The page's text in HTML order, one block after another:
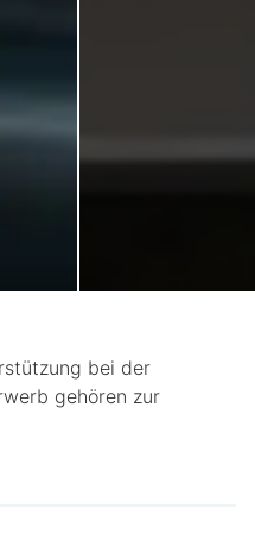
bei der
gehören zur